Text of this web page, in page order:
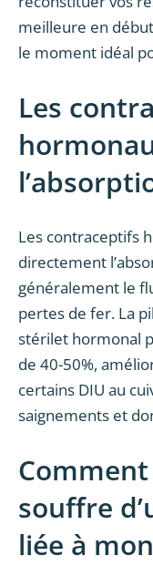
meilleure en
le moment idéal
Les
Les contraceptifs
directement
généralement le
pertes de fer. La
stérilet hormonal
de 40-50%,
certains DIU au
saignements et
souffre
liée à